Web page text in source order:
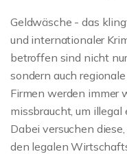
Geldwäsche - das
und internationaler
betroffen sind nicht
sondern auch
Firmen werden immer
missbraucht, um
Dabei versuchen
den legalen